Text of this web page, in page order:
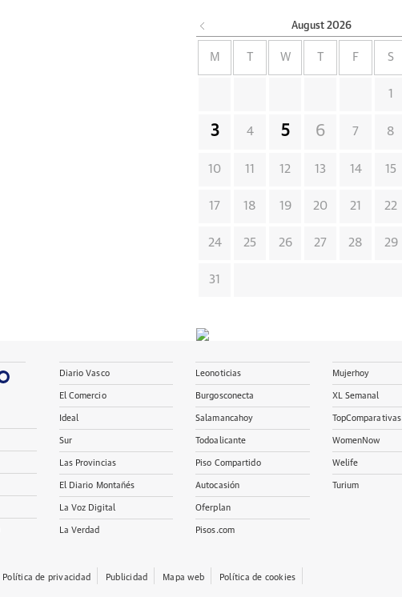
August 2026
M W F S
1
3 4 5 6 7 8
10 11 12 13 14 15
17 18 19 20 21 22
24 25 26 27 28 29
31
Diario Vasco
El Comercio
Ideal
Sur
Las Provincias
El Diario Montañés
La Voz Digital
La Verdad
Leonoticias
Burgosconecta
Salamancahoy
Todoalicante
Piso Compartido
Autocasión
Oferplan
Pisos.com
Mujerhoy
XL Semanal
TopComparativas
WomenNow
Welife
Turium
Política de privacidad Publicidad Mapa web Política de cookies